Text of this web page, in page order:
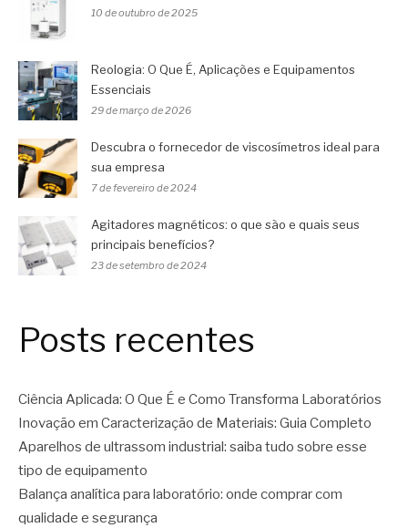
10 de outubro de 2025
Reologia: O Que É, Aplicações e Equipamentos
Essenciais
29 de março de 2026
Descubra o fornecedor de viscosímetros ideal para
sua empresa
7 de fevereiro de 2024
Agitadores magnéticos: o que são e quais seus
principais benefícios?
23 de setembro de 2024
Posts recentes
Ciência Aplicada: O Que É e Como Transforma Laboratórios
Inovação em Caracterização de Materiais: Guia Completo
Aparelhos de ultrassom industrial: saiba tudo sobre esse
tipo de equipamento
Balança analítica para laboratório: onde comprar com
qualidade e segurança